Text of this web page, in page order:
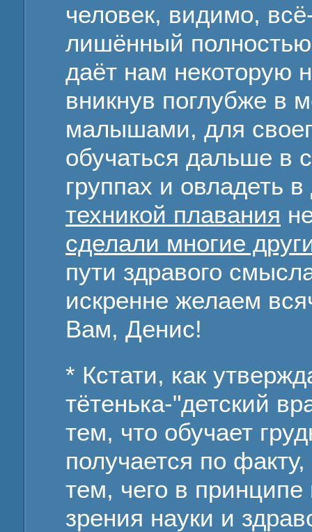
человек, видимо,
лишённый
даёт нам некоторую
вникнув поглубже в
малышами, для
обучаться дальше в
группах и овладеть
техникой плавания
сделали многие
пути здравого
искренне желаем
Вам, Денис!
* Кстати, как
тётенька-"детский
тем, что обучает
получается по
тем, чего в
зрения науки и